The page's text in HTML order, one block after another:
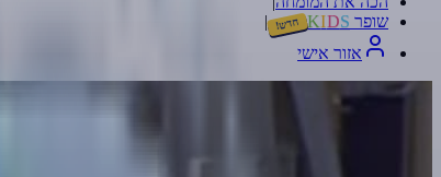
שופר
KIDS חדש! |
אזור אישי